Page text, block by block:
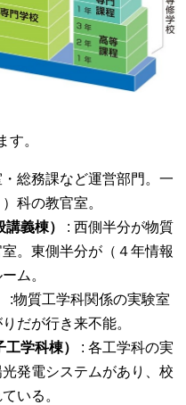
す。
・総務課など運営部門。一
科の教官室。
義棟）
: 西側半分が物質
。東側半分が（４年情報
ム。
:物質工学科関係の実験室
だが行き来不能。
学科棟）
: 各工学科の実
発電システムがあり、校
いる。